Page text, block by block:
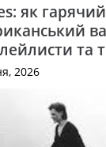
як гарячий
та
2026